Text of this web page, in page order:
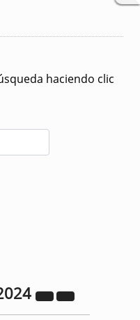
haciendo clic